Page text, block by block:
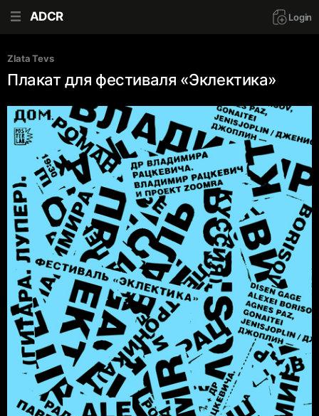
ADCR Login
Zlata Tevs
Плакат для фестиваля «Эклектика»